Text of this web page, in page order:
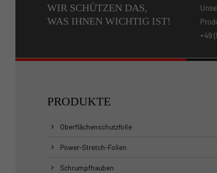
WIR SCHÜTZEN DAS,
WAS IHNEN WICHTIG IST!
+49
PRODUKTE
Oberflächenschutzfolie
Power-Stretch-Folien
Schrumpfhauben